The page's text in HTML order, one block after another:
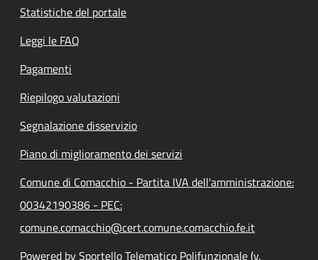
Statistiche del portale
Leggi le FAQ
Pagamenti
Riepilogo valutazioni
Segnalazione disservizio
Piano di miglioramento dei servizi
Comune di Comacchio - Partita IVA dell'amministrazione:
00342190386 - PEC:
comune.comacchio@cert.comune.comacchio.fe.it
Powered by Sportello Telematico Polifunzionale (v.